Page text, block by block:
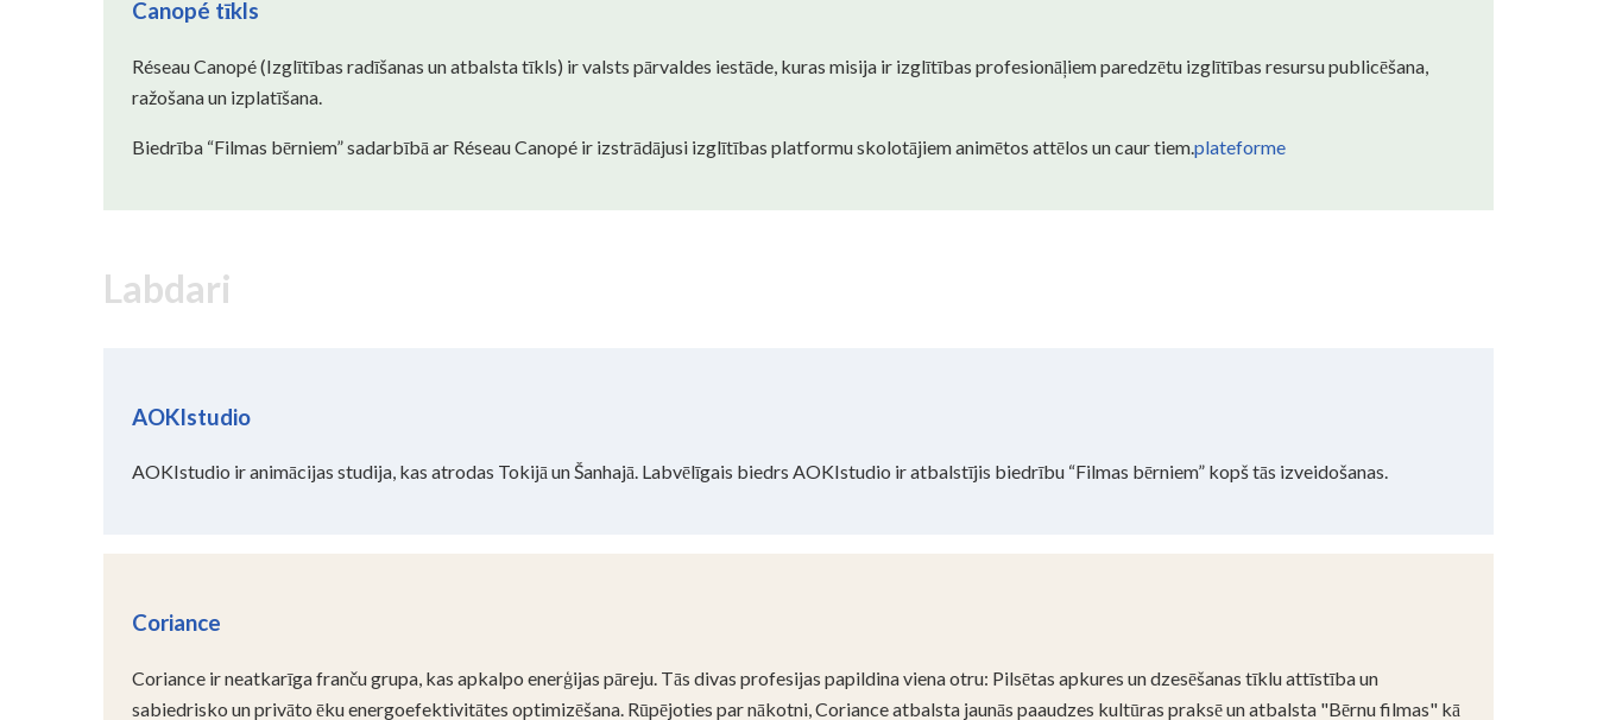
Canopé tīkls
Réseau Canopé (Izglītības radīšanas un atbalsta tīkls) ir valsts pārvaldes iestāde, kuras misija ir izglītības profesionāļiem paredzētu izglītības resursu publicēšana,
ražošana un izplatīšana.
Biedrība “Filmas bērniem” sadarbībā ar Réseau Canopé ir izstrādājusi izglītības platformu skolotājiem animētos attēlos un caur tiem.plateforme
Labdari
AOKIstudio
AOKIstudio ir animācijas studija, kas atrodas Tokijā un Šanhajā. Labvēlīgais biedrs AOKIstudio ir atbalstījis biedrību “Filmas bērniem” kopš tās izveidošanas.
Coriance
Coriance ir neatkarīga franču grupa, kas apkalpo enerģijas pāreju. Tās divas profesijas papildina viena otru: Pilsētas apkures un dzesēšanas tīklu attīstība un
sabiedrisko un privāto ēku energoefektivitātes optimizēšana. Rūpējoties par nākotni, Coriance atbalsta jaunās paaudzes kultūras praksē un atbalsta "Bērnu filmas" kā